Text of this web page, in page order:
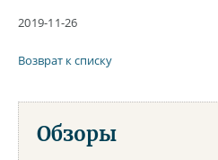
2019-11-26
Возврат к списку
Обзоры